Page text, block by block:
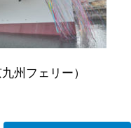
ー）